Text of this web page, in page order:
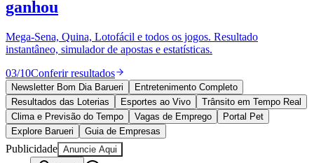
Divulgar Vagas
Política
Esportes
Saúde
Segurança
Cultura
Meio Ambiente
Obras
Educação
ganhou
Mega-Sena, Quina, Lotofácil e todos os jogos. Resultado
instantâneo, simulador de apostas e estatísticas.
03/10Conferir resultados
Newsletter Bom Dia Barueri
Entretenimento Completo
Resultados das Loterias
Esportes ao Vivo
Trânsito em Tempo Real
Clima e Previsão do Tempo
Vagas de Emprego
Portal Pet
Explore Barueri
Guia de Empresas
Publicidade Anuncie Aqui